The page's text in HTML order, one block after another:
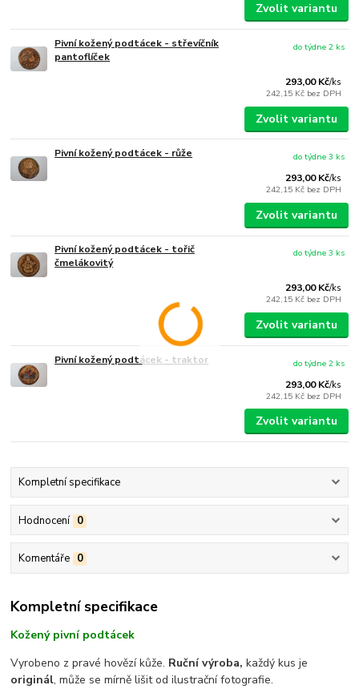
Zvolit variantu
Pivní kožený podtácek - střevíčník
pantoflíček
293,00 Kč/ks
242,15 Kč bez DPH
do týdne 2 ks
Zvolit variantu
Pivní kožený podtácek - růže
293,00 Kč/ks
242,15 Kč bez DPH
do týdne 3 ks
Zvolit variantu
Pivní kožený podtácek - tořič
čmelákovitý
293,00 Kč/ks
242,15 Kč bez DPH
do týdne 3 ks
Zvolit variantu
Pivní kožený podtácek - traktor
293,00 Kč/ks
242,15 Kč bez DPH
do týdne 2 ks
Zvolit variantu
Kompletní specifikace
Hodnocení 0
Komentáře 0
Kompletní specifikace
Kožený pivní podtácek
Vyrobeno z pravé hovězí kůže. Ruční výroba, každý kus je
originál, může se mírně lišit od ilustrační fotografie.